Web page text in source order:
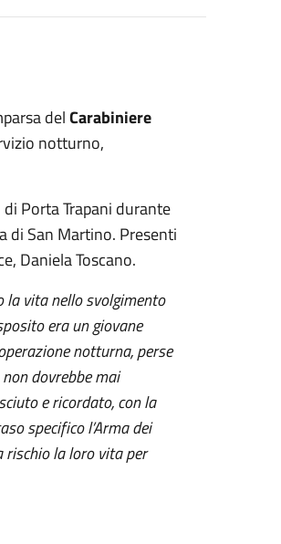
delCarabiniere
notturno,
Porta Trapani durante
di San Martino. Presenti
Daniela Toscano.
la vita nello svolgimento
era un giovane
notturna, perse
dovrebbe mai
e ricordato, con la
specifico l’Arma dei
rischio la loro vita per